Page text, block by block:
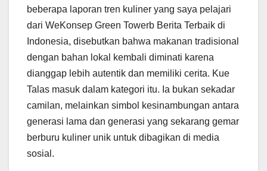
beberapa laporan tren kuliner yang saya pelajari
dari WeKonsep Green Towerb Berita Terbaik di
Indonesia, disebutkan bahwa makanan tradisional
dengan bahan lokal kembali diminati karena
dianggap lebih autentik dan memiliki cerita. Kue
Talas masuk dalam kategori itu. Ia bukan sekadar
camilan, melainkan simbol kesinambungan antara
generasi lama dan generasi yang sekarang gemar
berburu kuliner unik untuk dibagikan di media
sosial.